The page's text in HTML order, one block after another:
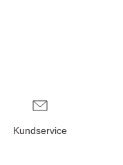
Kundservice